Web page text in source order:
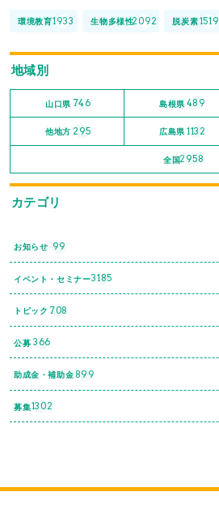
環境教育1933 生物多様性2092 脱炭素1519
地域別
山口県 746 島根県 489
他地方 295 広島県 1132
全国2958
カテゴリ
お知らせ 99
イベント・セミナー3185
トピック 708
公募 366
助成金・補助金 899
募集1302